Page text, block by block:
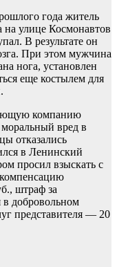
года житель
на улице Космонавтов
В результате он
При этом мужчина
нога, установлен
еще костылем для
компанию
вред в
отказались
в Ленинский
просил взыскать с
штраф за
в добровольном
представителя — 20